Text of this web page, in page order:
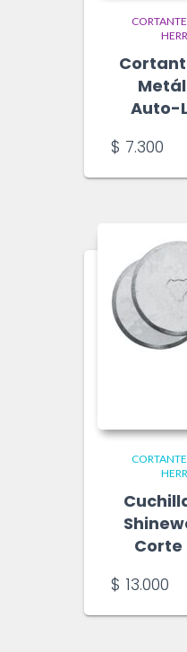
Auto-
$ 7.300
Corte
$ 13.000